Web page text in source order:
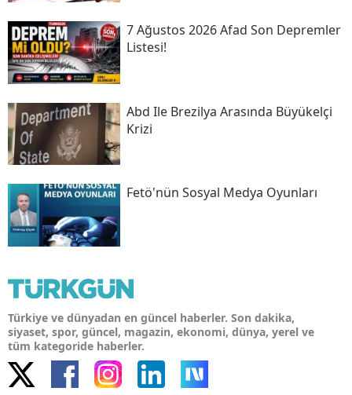
7 Ağustos 2026 Afad Son Depremler
Listesi!
Abd Ile Brezilya Arasında Büyükelçi
Krizi
Fetö'nün Sosyal Medya Oyunları
Türkiye ve dünyadan en güncel haberler. Son dakika,
siyaset, spor, güncel, magazin, ekonomi, dünya, yerel ve
tüm kategoride haberler.